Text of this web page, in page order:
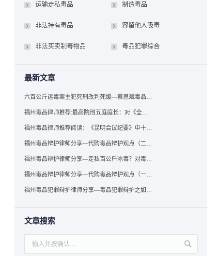
运输走私毒品 制造毒品
非法持有毒品 容留他人吸毒
非法买卖制毒物品 毒品犯罪综合
最新文章
六百公斤运毒案主犯死刑改判死缓—蔡思斌毒品犯罪辩护成功案例
福州毒品律师推荐:最高院刑五庭庭长：对《全国法院毒品案件审判工作会议纪要》的理解与适用
福州毒品律师推荐阅读：《昆明会议纪要》中十个“意想不到”的规定
福州毒品辩护律师分享—代购毒品辩护观点（二）——“牟利”之辩
福州毒品辩护律师分享—走私百公斤冰毒？对毒品缺失型走私毒品罪案件，该如何有效辩护
福州毒品辩护律师分享—代购毒品辩护观点（一）——“真假”之辩
福州毒品犯罪辩护律师分享—毒品犯罪辩护之如何提炼言辞证据
文章搜索